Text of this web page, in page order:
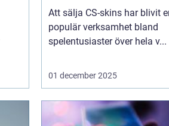
Att sälja CS-skins har blivit
populär verksamhet bland
spelentusiaster över hela v...
01 december 2025